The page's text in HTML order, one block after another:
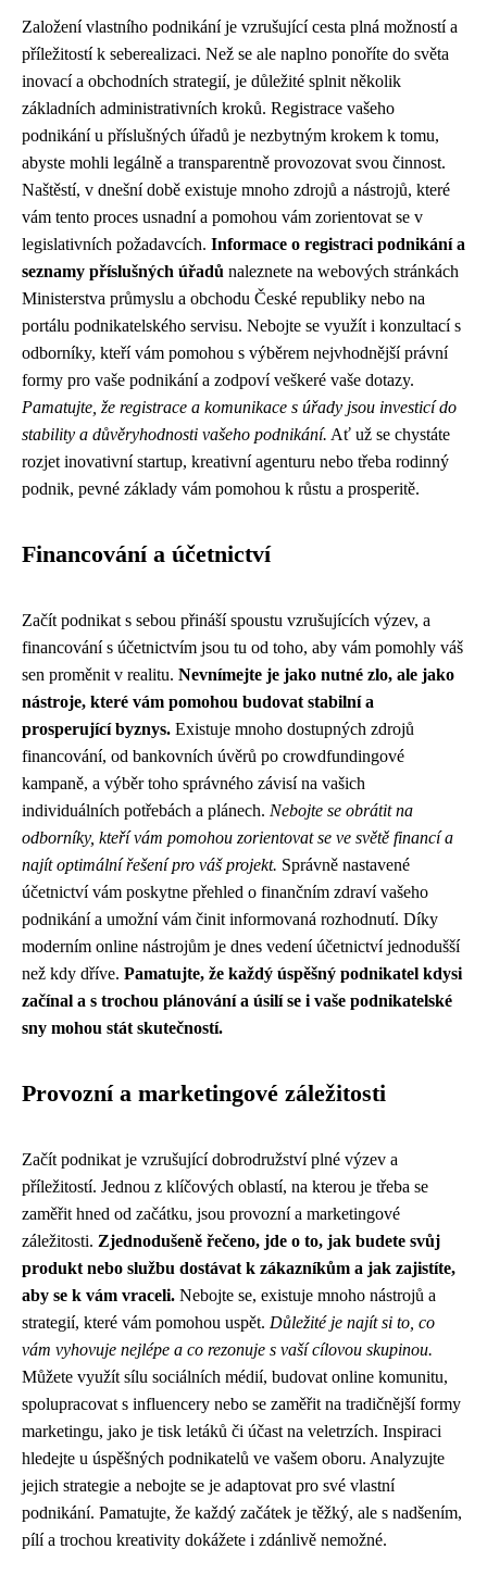
Založení vlastního podnikání je vzrušující cesta plná možností a
příležitostí k seberealizaci. Než se ale naplno ponoříte do světa
inovací a obchodních strategií, je důležité splnit několik
základních administrativních kroků. Registrace vašeho
podnikání u příslušných úřadů je nezbytným krokem k tomu,
abyste mohli legálně a transparentně provozovat svou činnost.
Naštěstí, v dnešní době existuje mnoho zdrojů a nástrojů, které
vám tento proces usnadní a pomohou vám zorientovat se v
legislativních požadavcích. Informace o registraci podnikání a
seznamy příslušných úřadů naleznete na webových stránkách
Ministerstva průmyslu a obchodu České republiky nebo na
portálu podnikatelského servisu. Nebojte se využít i konzultací s
odborníky, kteří vám pomohou s výběrem nejvhodnější právní
formy pro vaše podnikání a zodpoví veškeré vaše dotazy.
Pamatujte, že registrace a komunikace s úřady jsou investicí do
stability a důvěryhodnosti vašeho podnikání. Ať už se chystáte
rozjet inovativní startup, kreativní agenturu nebo třeba rodinný
podnik, pevné základy vám pomohou k růstu a prosperitě.
Financování a účetnictví
Začít podnikat s sebou přináší spoustu vzrušujících výzev, a
financování s účetnictvím jsou tu od toho, aby vám pomohly váš
sen proměnit v realitu. Nevnímejte je jako nutné zlo, ale jako
nástroje, které vám pomohou budovat stabilní a
prosperující byznys. Existuje mnoho dostupných zdrojů
financování, od bankovních úvěrů po crowdfundingové
kampaně, a výběr toho správného závisí na vašich
individuálních potřebách a plánech. Nebojte se obrátit na
odborníky, kteří vám pomohou zorientovat se ve světě financí a
najít optimální řešení pro váš projekt. Správně nastavené
účetnictví vám poskytne přehled o finančním zdraví vašeho
podnikání a umožní vám činit informovaná rozhodnutí. Díky
moderním online nástrojům je dnes vedení účetnictví jednodušší
než kdy dříve. Pamatujte, že každý úspěšný podnikatel kdysi
začínal a s trochou plánování a úsilí se i vaše podnikatelské
sny mohou stát skutečností.
Provozní a marketingové záležitosti
Začít podnikat je vzrušující dobrodružství plné výzev a
příležitostí. Jednou z klíčových oblastí, na kterou je třeba se
zaměřit hned od začátku, jsou provozní a marketingové
záležitosti. Zjednodušeně řečeno, jde o to, jak budete svůj
produkt nebo službu dostávat k zákazníkům a jak zajistíte,
aby se k vám vraceli. Nebojte se, existuje mnoho nástrojů a
strategií, které vám pomohou uspět. Důležité je najít si to, co
vám vyhovuje nejlépe a co rezonuje s vaší cílovou skupinou.
Můžete využít sílu sociálních médií, budovat online komunitu,
spolupracovat s influencery nebo se zaměřit na tradičnější formy
marketingu, jako je tisk letáků či účast na veletrzích. Inspiraci
hledejte u úspěšných podnikatelů ve vašem oboru. Analyzujte
jejich strategie a nebojte se je adaptovat pro své vlastní
podnikání. Pamatujte, že každý začátek je těžký, ale s nadšením,
pílí a trochou kreativity dokážete i zdánlivě nemožné.